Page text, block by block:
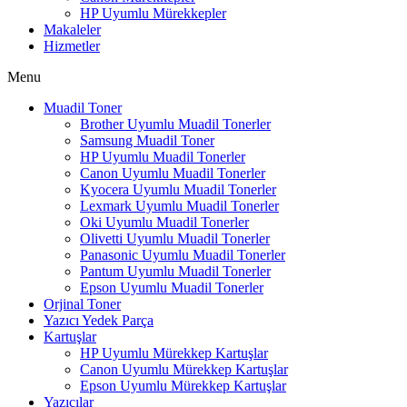
HP Uyumlu Mürekkepler
Makaleler
Hizmetler
Menu
Muadil Toner
Brother Uyumlu Muadil Tonerler
Samsung Muadil Toner
HP Uyumlu Muadil Tonerler
Canon Uyumlu Muadil Tonerler
Kyocera Uyumlu Muadil Tonerler
Lexmark Uyumlu Muadil Tonerler
Oki Uyumlu Muadil Tonerler
Olivetti Uyumlu Muadil Tonerler
Panasonic Uyumlu Muadil Tonerler
Pantum Uyumlu Muadil Tonerler
Epson Uyumlu Muadil Tonerler
Orjinal Toner
Yazıcı Yedek Parça
Kartuşlar
HP Uyumlu Mürekkep Kartuşlar
Canon Uyumlu Mürekkep Kartuşlar
Epson Uyumlu Mürekkep Kartuşlar
Yazıcılar